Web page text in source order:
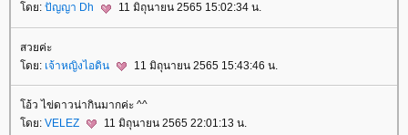
ดย: ปัญญา Dh 11 มิถุนายน 2565 15:02:34 น.
สวยค่ะ
ดย: เจ้าหญิงไอดิน 11 มิถุนายน 2565 15:43:46 น.
อ้ว ไข่ดาวน่ากินมากค่ะ ^^
ดย: VELEZ 11 มิถุนายน 2565 22:01:13 น.